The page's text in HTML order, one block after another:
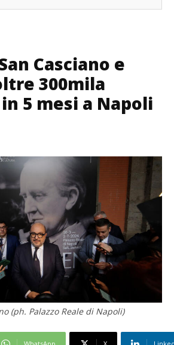
Casciano e
300mila
5 mesi a Napoli
(ph. Palazzo Reale di Napoli)